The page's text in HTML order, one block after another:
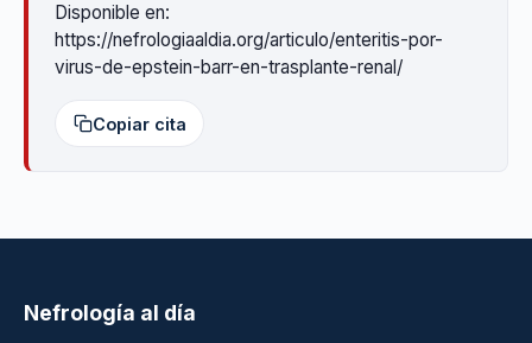
Disponible en:
https://nefrologiaaldia.org/articulo/enteritis-por-
virus-de-epstein-barr-en-trasplante-renal/
Copiar cita
Nefrología al día